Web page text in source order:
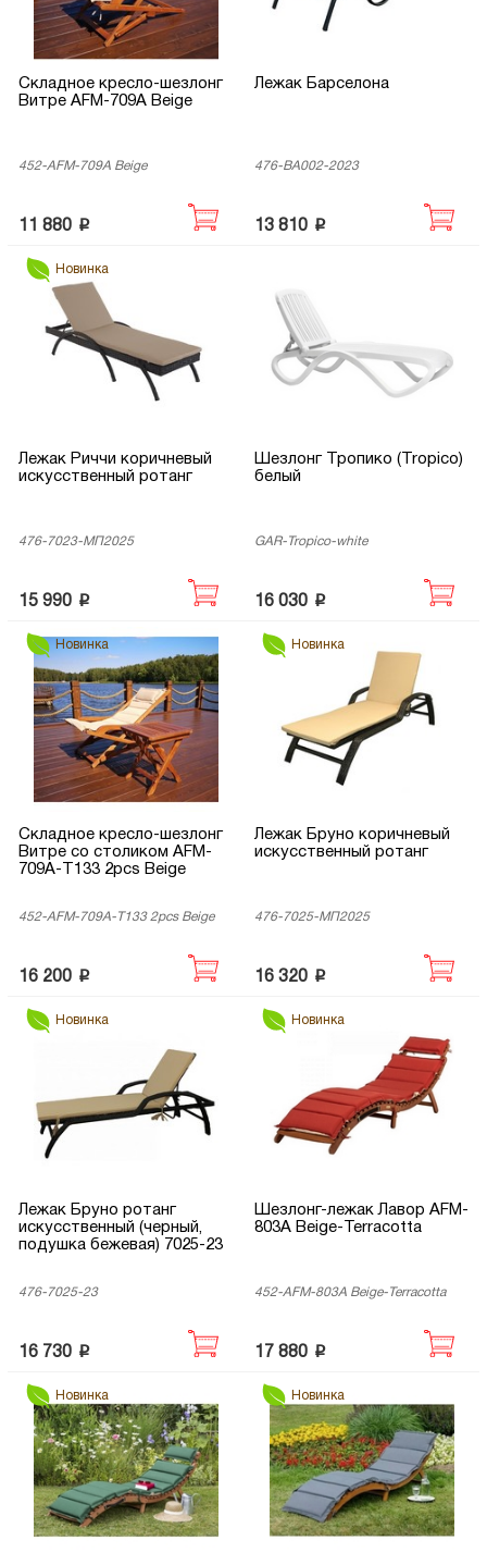
Складное кресло-шезлонг
Витре AFM-709A Beige
452-AFM-709A Beige
11 880 p
Лежак Барселона
476-BA002-2023
13 810 p
Новинка
Лежак Риччи коричневый
искусственный ротанг
476-7023-МП2025
15 990 p
Шезлонг Тропико (Tropico)
белый
GAR-Tropico-white
16 030 p
Новинка
Складное кресло-шезлонг
Витре со столиком AFM-
709A-T133 2pcs Beige
452-AFM-709A-T133 2pcs Beige
16 200 p
Новинка
Лежак Бруно коричневый
искусственный ротанг
476-7025-МП2025
16 320 p
Новинка
Лежак Бруно ротанг
искусственный (черный,
подушка бежевая) 7025-23
476-7025-23
16 730 p
Новинка
Шезлонг-лежак Лавор AFM-
803A Beige-Terracotta
452-AFM-803A Beige-Terracotta
17 880 p
Новинка Новинка